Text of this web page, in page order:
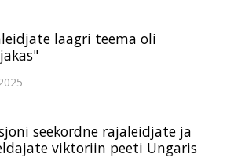
laagri teema oli
seekordne rajaleidjate ja
viktoriin peeti Ungaris